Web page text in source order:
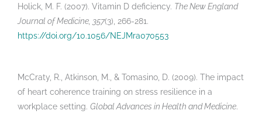
Holick, M. F. (2007). Vitamin D deficiency. The New England
Journal of Medicine, 357(3), 266-281.
https://doi.org/10.1056/NEJMra070553
McCraty, R., Atkinson, M., & Tomasino, D. (2009). The impact
of heart coherence training on stress resilience in a
workplace setting. Global Advances in Health and Medicine.